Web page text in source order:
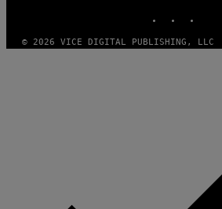
© 2026 VICE DIGITAL PUBLISHING, LLC